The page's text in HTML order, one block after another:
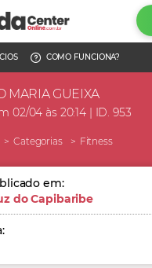
COMO FUNCIONA?
MARIA GUEIXA
02/04 às 20:14 | ID. 953
Categorias Fitness
em:
do Capibaribe